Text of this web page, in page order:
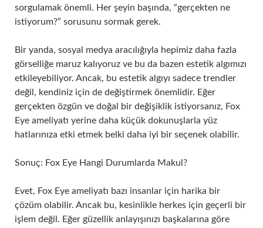
sorgulamak önemli. Her şeyin başında, “gerçekten ne
istiyorum?” sorusunu sormak gerek.
Bir yanda, sosyal medya aracılığıyla hepimiz daha fazla
görselliğe maruz kalıyoruz ve bu da bazen estetik algımızı
etkileyebiliyor. Ancak, bu estetik algıyı sadece trendler
değil, kendiniz için de değiştirmek önemlidir. Eğer
gerçekten özgün ve doğal bir değişiklik istiyorsanız, Fox
Eye ameliyatı yerine daha küçük dokunuşlarla yüz
hatlarınıza etki etmek belki daha iyi bir seçenek olabilir.
Sonuç: Fox Eye Hangi Durumlarda Makul?
Evet, Fox Eye ameliyatı bazı insanlar için harika bir
çözüm olabilir. Ancak bu, kesinlikle herkes için geçerli bir
işlem değil. Eğer güzellik anlayışınızı başkalarına göre